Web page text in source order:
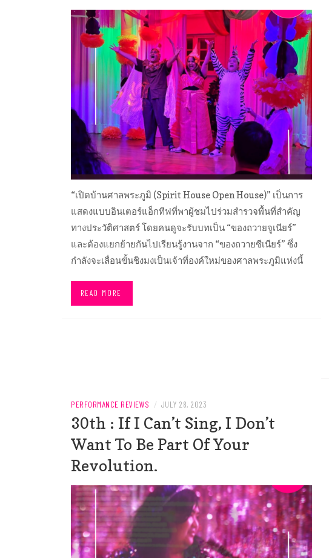
“เปิดบ้านศาลพระภูมิ (Spirit House Open House)” เป็นการ
แสดงแบบอินเตอร์แอ็กทีฟที่พาผู้ชมไปร่วมสำรวจพื้นที่สำคัญ
ทางประวัติศาสตร์ โดยคนดูจะรับบทเป็น “ของถวายจูเนียร์”
และต้องแยกย้ายกันไปเรียนรู้งานจาก “ของถวายซีเนียร์” ซึ่ง
กำลังจะเลื่อนขั้นชิงมงเป็นเจ้าที่องค์ใหม่ของศาลพระภูมิแห่งนี้
READ MORE
PERFORMANCE REVIEWS / JULY 28, 2023
30th : If I Can’t Sing, I Don’t
Want To Be Part Of Your
Revolution.